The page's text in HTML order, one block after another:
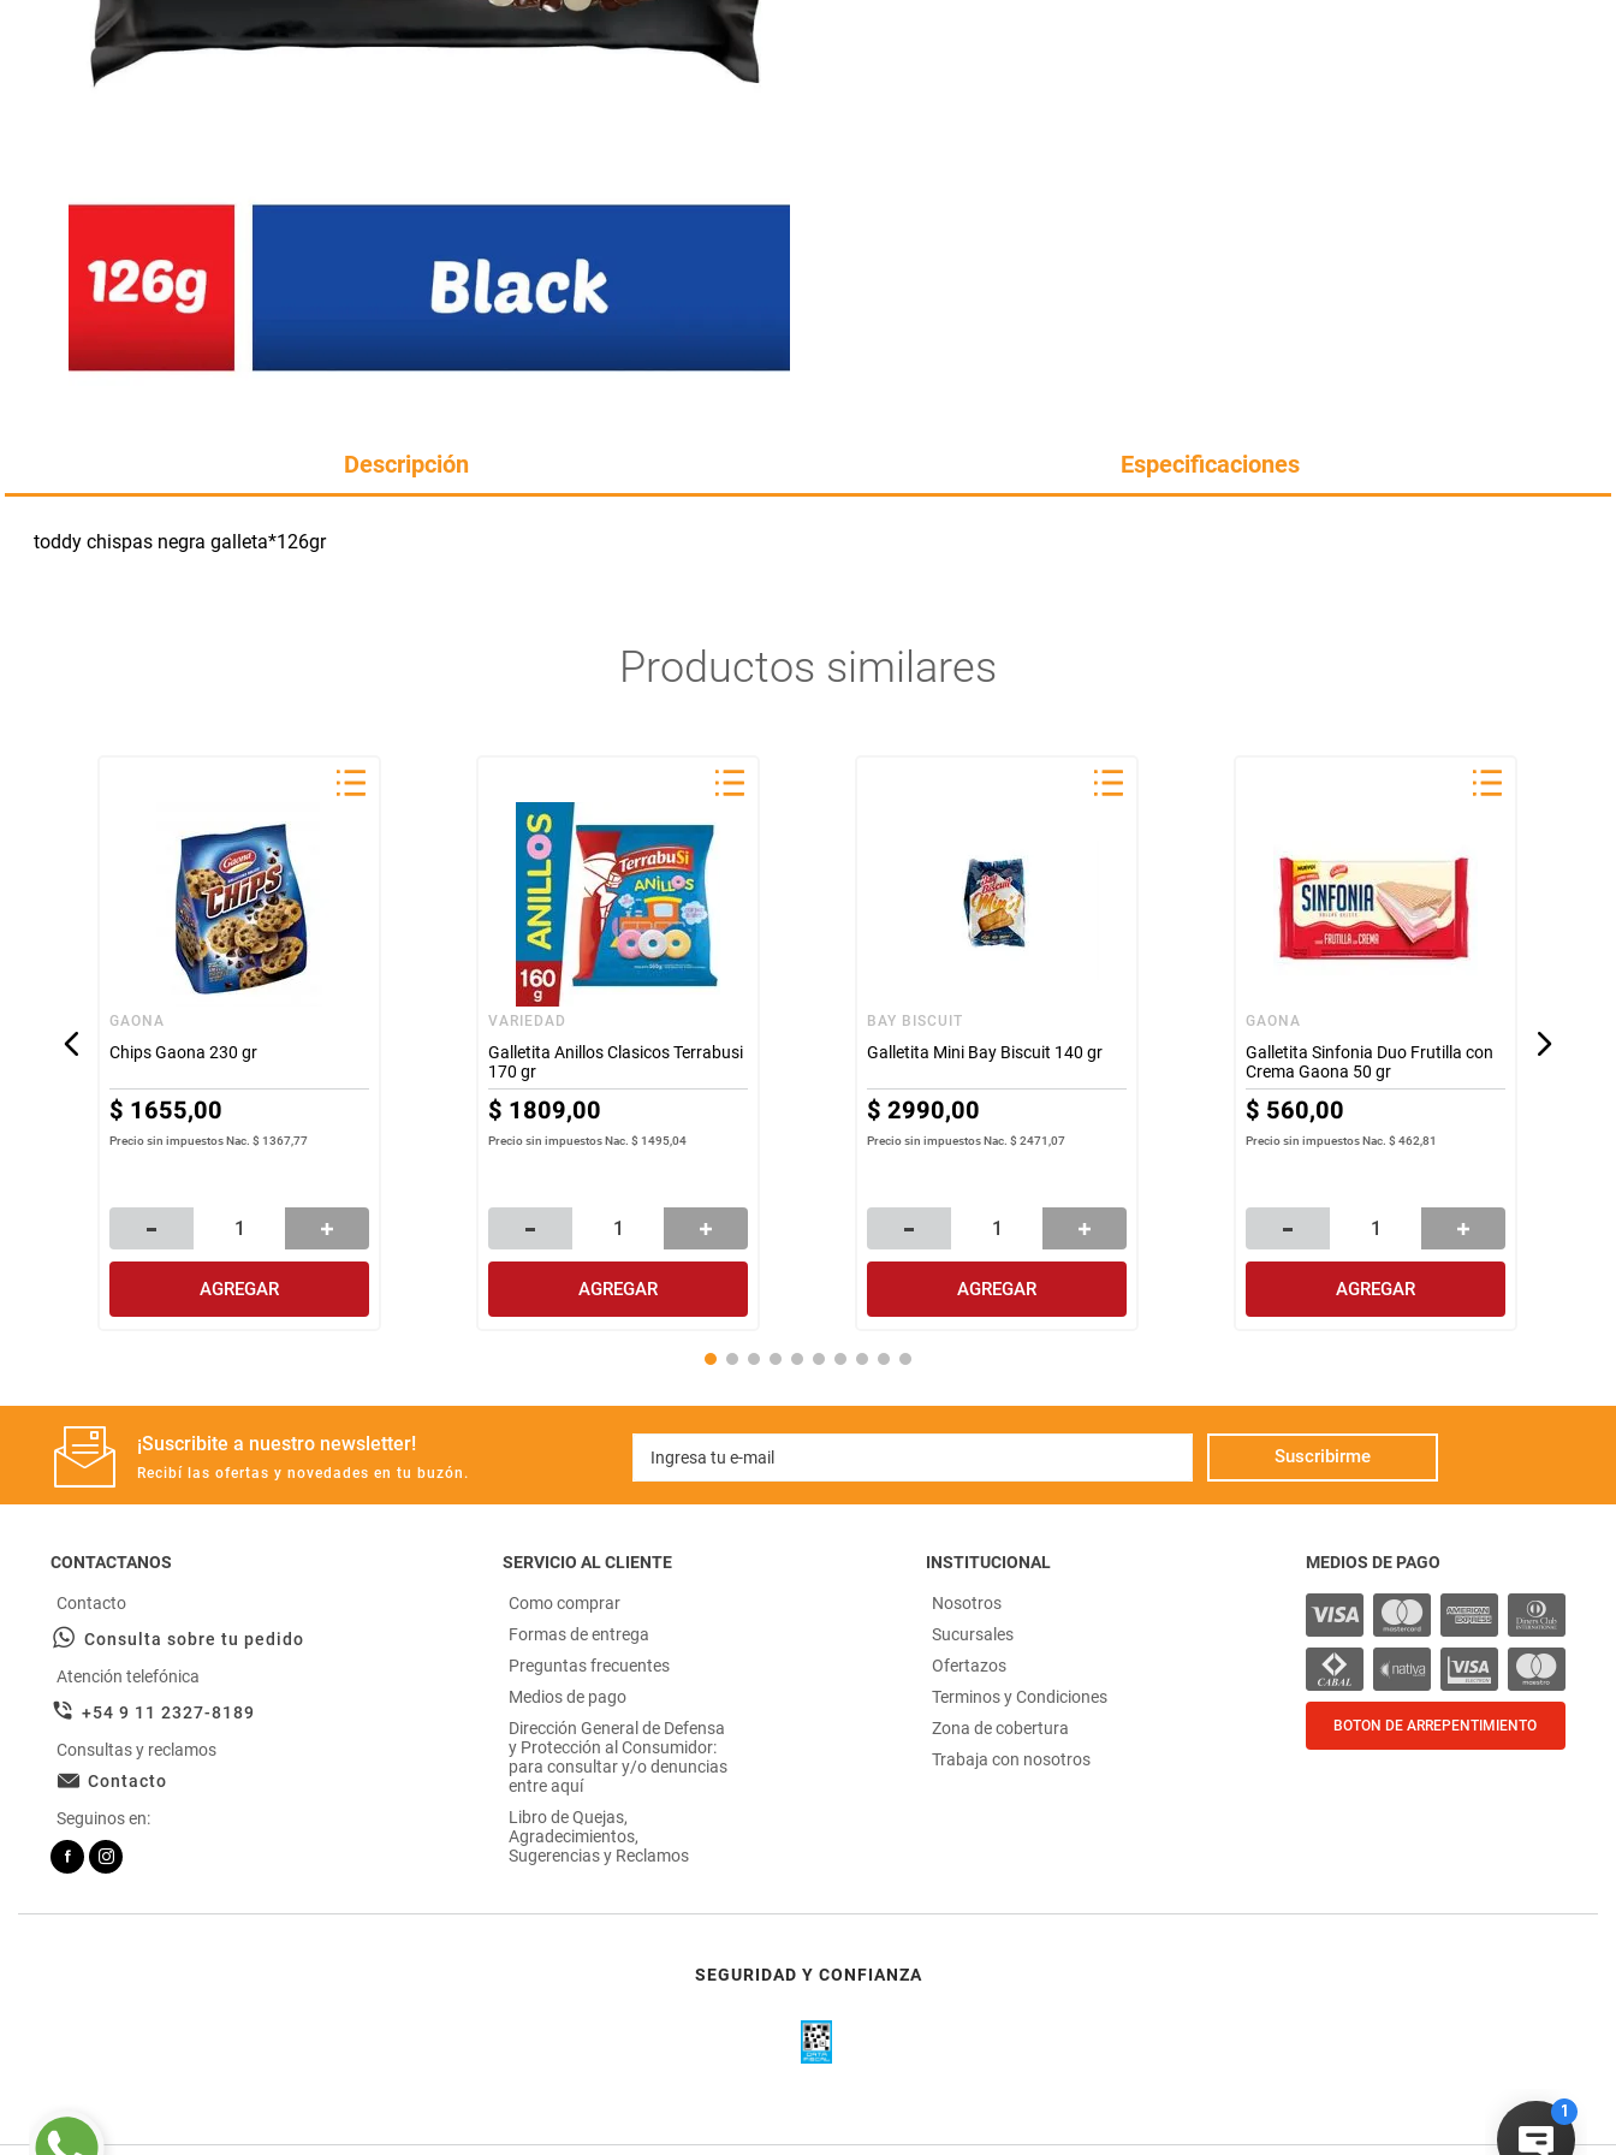
perfumeria
rotiseria
Descripción Especificaciones
toddy chispas negra galleta*126gr
Productos similares
GAONA
Chips Gaona 230 gr
$ 1655,00
Precio sin impuestos Nac.$ 1367,77
AGREGAR
VARIEDAD
Galletita Anillos Clasicos Terrabusi
170 gr
$ 1809,00
Precio sin impuestos Nac.$ 1495,04
AGREGAR
BAY BISCUIT
Galletita Mini Bay Biscuit 140 gr
$ 2990,00
Precio sin impuestos Nac.$ 2471,07
AGREGAR
GAONA
Galletita Sinfonia Duo Frutilla con
Crema Gaona 50 gr
$ 560,00
Precio sin impuestos Nac.$ 462,81
AGREGAR
¡Suscribite a nuestro newsletter!
Recibí las ofertas y novedades en tu buzón.
Suscribirme
CONTACTANOS
Contacto
Consulta sobre tu pedido
Atención telefónica
+54 9 11 2327-8189
Consultas y reclamos
Contacto
Seguinos en:
SERVICIO AL CLIENTE
Como comprar
Formas de entrega
Preguntas frecuentes
Medios de pago
Dirección General de Defensa
y Protección al Consumidor:
para consultar y/o denuncias
entre aquí
Libro de Quejas,
Agradecimientos,
Sugerencias y Reclamos
INSTITUCIONAL
Nosotros
Sucursales
Ofertazos
Terminos y Condiciones
Zona de cobertura
Trabaja con nosotros
MEDIOS DE PAGO
BOTON DE ARREPENTIMIENTO
SEGURIDAD Y CONFIANZA
Manteca
Harina